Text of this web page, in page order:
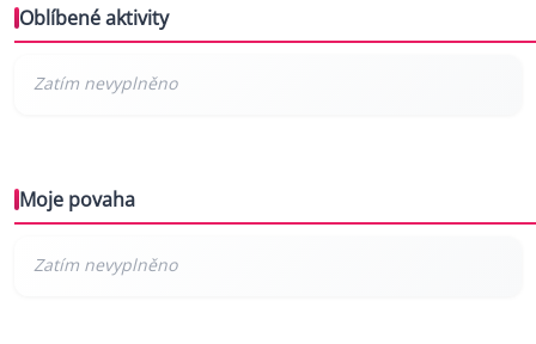
Oblíbené aktivity
Moje povaha